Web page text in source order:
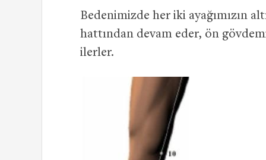
Bedenimizde her iki ayağımızın
hattından devam eder, ön
ilerler.